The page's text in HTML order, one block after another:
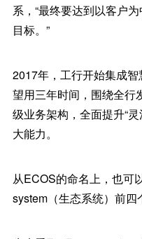
系，“最终要达到以客户
目标。”
2017年，工行开始集成
望用三年时间，围绕全行
级业务架构，全面提升“
大能力。
从ECOS的命名上，也可
system（生态系统）前四